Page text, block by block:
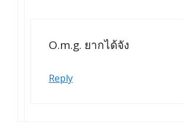
O.m.g. ยากได้จัง
Reply